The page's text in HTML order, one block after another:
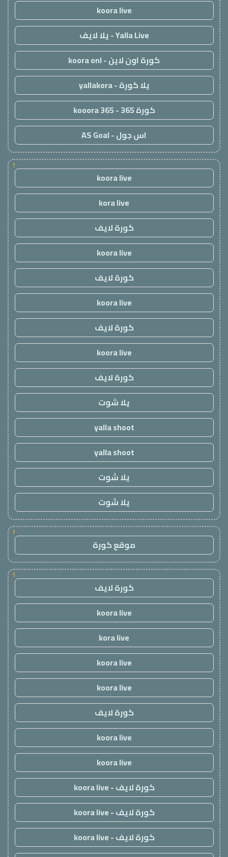
koora live
Yalla Live - يلا لايف
كورة اون لاين - koora onl
يلا كورة - yallakora
كورة 365 - kooora 365
اس جول - AS Goal
!
koora live
kora live
كورة لايف
koora live
كورة لايف
koora live
كورة لايف
koora live
كورة لايف
يلا شوت
yalla shoot
yalla shoot
يلا شوت
يلا شوت
!
موقع كورة
!
كورة لايف
koora live
kora live
koora live
koora live
كورة لايف
koora live
koora live
كورة لايف - koora live
كورة لايف - koora live
كورة لايف - koora live